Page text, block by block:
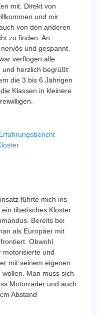
mit. Direkt von
und mir
von den anderen
zu finden. An
und gespannt.
verflogen alle
und herzlich begrüßt
die 3 bis 6 Jährigen
Klassen in kleinere
führte mich ins
tibetisches Kloster
Bereits bei
als Europäer mit
Obwohl
motorisierte und
mit seinem eigenen
Man muss sich
Motorräder und auch
Abstand